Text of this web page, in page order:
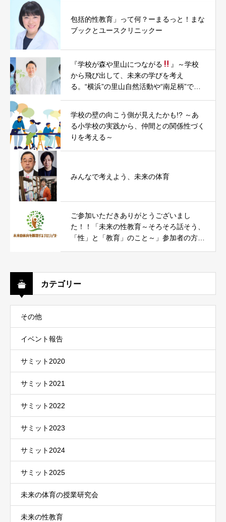
包括的性教育」って何？ーまるっと！まな
ブックとユースクリニックー
『学校が森や里山につながる
』～学校
から飛び出して、未来の学びを考え
る。“横浜”の里山自然活動や“南足柄”での
学校の壁の向こう側が見えたかも!? ～あ
る小学校の実践から、仲間との関係性づく
りを考える～
みんなで考えよう、未来の体育
ご参加いただきありがとうございまし
た！！「未来の性教育～そろそろ話そう、
「性」と「教育」のこと～」参加者の方々
カテゴリー
その他
イベント報告
サミット2020
サミット2021
サミット2022
サミット2023
サミット2024
サミット2025
未来の体育の授業研究会
未来の性教育